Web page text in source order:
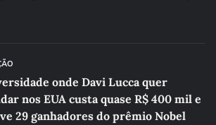
onde Davi Lucca quer
nos EUA custa quase R$ 400 mil e
29 ganhadores do prêmio Nobel